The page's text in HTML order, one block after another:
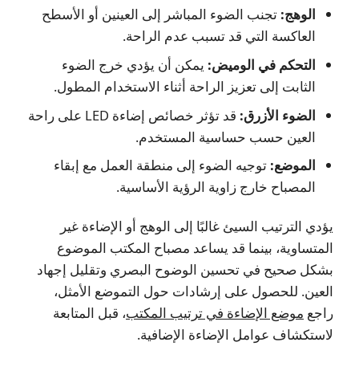
الوهج: تجنب الضوء المباشر إلى العينين أو الأسطح
العاكسة التي قد تسبب عدم الراحة.
التحكم في الوميض: يمكن أن يؤدي خرج الضوء
الثابت إلى تعزيز الراحة أثناء الاستخدام المطول.
الضوء الأزرق:
قد تؤثر خصائص إضاءة LED على راحة
العين حسب حساسية المستخدم.
الموضع: توجيه الضوء إلى منطقة العمل مع إبقاء
المصباح خارج زاوية الرؤية الأساسية.
يؤدي الترتيب السيئ غالبًا إلى الوهج أو الإضاءة غير
المتساوية، بينما قد يساعد مصباح المكتب الموضوع
بشكل صحيح في تحسين الوضوح البصري وتقليل إجهاد
العين. للحصول على إرشادات حول التموضع الأمثل،
راجع موضع الإضاءة في ترتيب المكتب، قبل المتابعة
لاستكشاف عوامل الإضاءة الإضافية.